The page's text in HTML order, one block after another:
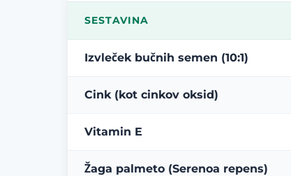
SESTAVINA
Izvleček bučnih semen (10:1)
Cink (kot cinkov oksid)
Vitamin E
Žaga palmeto (Serenoa repens)